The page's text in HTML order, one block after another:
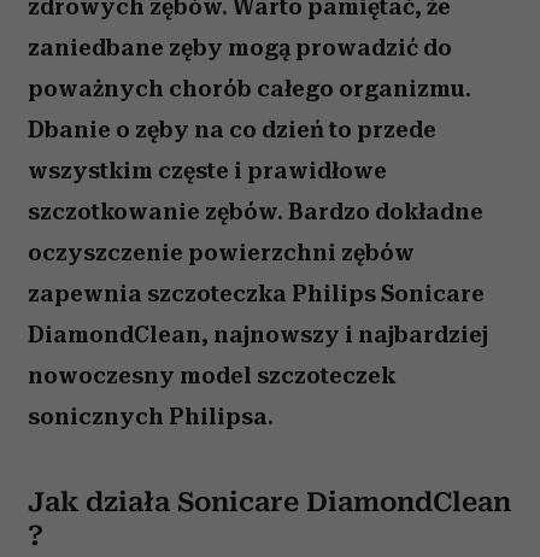
zdrowych zębów. Warto pamiętać, że
zaniedbane zęby mogą prowadzić do
poważnych chorób całego organizmu.
Dbanie o zęby na co dzień to przede
wszystkim częste i prawidłowe
szczotkowanie zębów. Bardzo dokładne
oczyszczenie powierzchni zębów
zapewnia szczoteczka Philips Sonicare
DiamondClean, najnowszy i najbardziej
nowoczesny model szczoteczek
sonicznych Philipsa.
Jak działa Sonicare DiamondClean
?